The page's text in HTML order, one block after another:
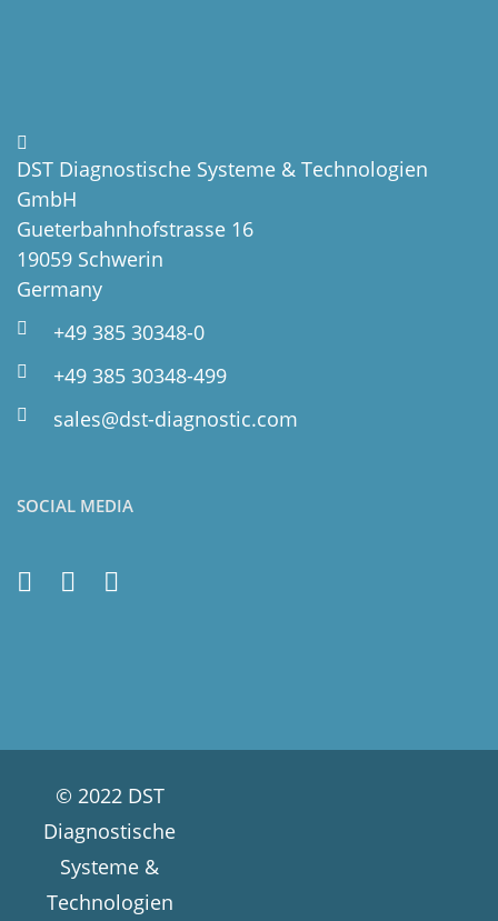
DST Diagnostische Systeme & Technologien
GmbH
Gueterbahnhofstrasse 16
19059 Schwerin
Germany
+49 385 30348-0
+49 385 30348-499
sales@dst-diagnostic.com
SOCIAL MEDIA
© 2022 DST
Diagnostische
Systeme &
Technologien